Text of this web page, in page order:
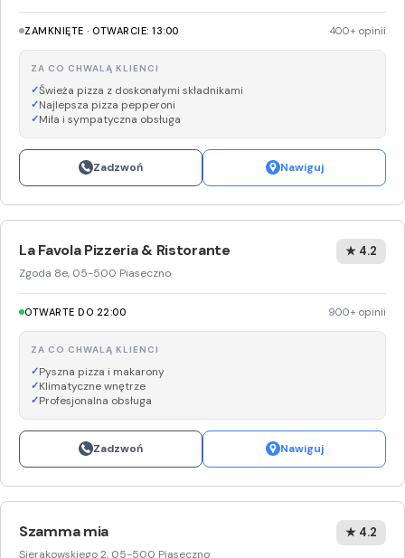
ZAMKNIĘTE · OTWARCIE: 13:00 400+ opinii
ZA CO CHWALĄ KLIENCI
Świeża pizza z doskonałymi składnikami
Najlepsza pizza pepperoni
Miła i sympatyczna obsługa
Zadzwoń Nawiguj
La Favola Pizzeria & Ristorante
Zgoda 8e, 05-500 Piaseczno
★ 4.2
OTWARTE DO 22:00 900+ opinii
ZA CO CHWALĄ KLIENCI
Pyszna pizza i makarony
Klimatyczne wnętrze
Profesjonalna obsługa
Zadzwoń Nawiguj
Szamma mia
Sierakowskiego 2, 05-500 Piaseczno
★ 4.2